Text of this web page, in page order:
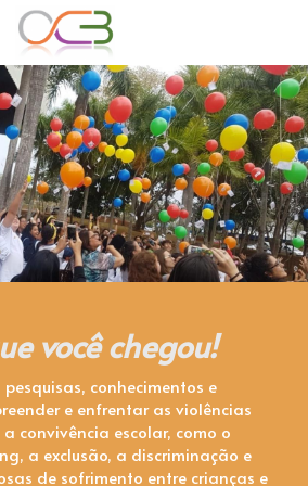
Cuidado e Apoio
de Estudo
Pública
você chegou!
conhecimentos e
e enfrentar as violências
convivência escolar, como o
a exclusão, a discriminação e
de sofrimento entre crianças e